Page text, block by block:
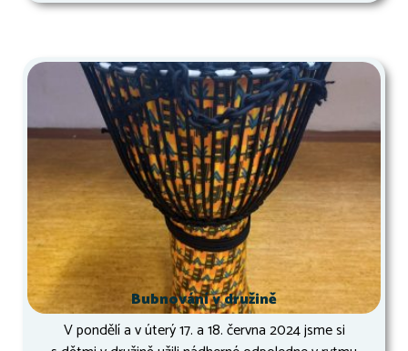
Bubnování v družině
V pondělí a v úterý 17. a 18. června 2024 jsme si